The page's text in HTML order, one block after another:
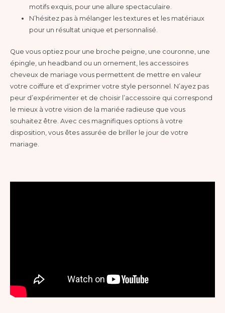
motifs exquis, pour une allure spectaculaire.
N’hésitez pas à mélanger les textures et les matériaux
pour un résultat unique et personnalisé.
Que vous optiez pour une broche peigne, une couronne, une
épingle, un headband ou un ornement, les accessoires
cheveux de mariage vous permettent de mettre en valeur
votre coiffure et d’exprimer votre style personnel. N’ayez pas
peur d’expérimenter et de choisir l’accessoire qui correspond
le mieux à votre vision de la mariée radieuse que vous
souhaitez être. Avec ces magnifiques options à votre
disposition, vous êtes assurée de briller le jour de votre
mariage.